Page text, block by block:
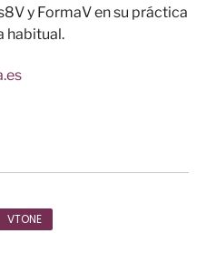
y FormaV en su práctica
habitual.
VTONE